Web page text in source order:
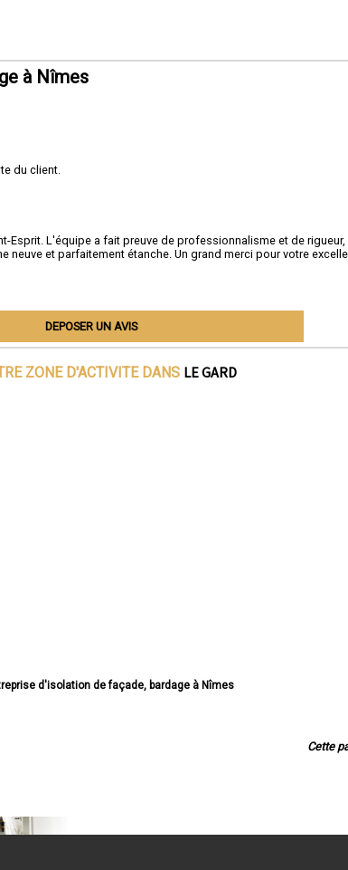
à Nîmes
du client.
Esprit. L'équipe a fait preuve de professionnalisme et de
et parfaitement étanche. Un grand merci pour votre
DEPOSER UN AVIS
ZONE D'ACTIVITE DANS LE GARD
d'isolation de façade, bardage à Nîmes
d'isolation de façade, bardage à Saint-Gilles
d'isolation de façade, bardage à Marguerittes
d'isolation de façade, bardage à Angles
Cette